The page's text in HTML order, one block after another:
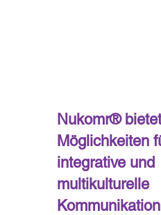
Nukomr®
Möglichkeiten
integrative und
multikulturelle